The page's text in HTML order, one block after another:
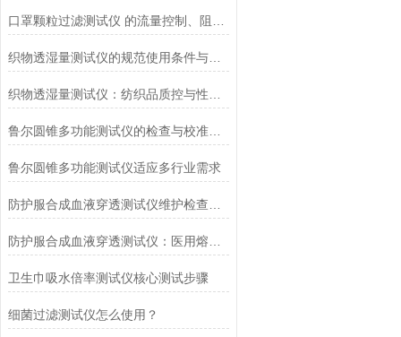
织物透湿量测试仪的规范使用条件与数据保障前提
鲁尔圆锥多功能测试仪的检查与校准流程
鲁尔圆锥多功能测试仪适应多行业需求
卫生巾吸水倍率测试仪核心测试步骤
细菌过滤测试仪怎么使用？